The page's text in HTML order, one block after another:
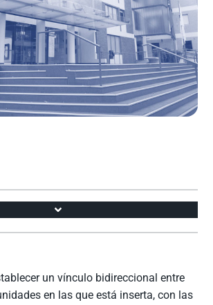
un vínculo bidireccional entre
en las que está inserta, con las